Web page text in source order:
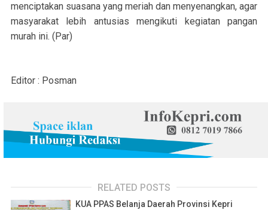
menciptakan suasana yang meriah dan menyenangkan, agar
masyarakat lebih antusias mengikuti kegiatan pangan
murah ini. (Par)
Editor : Posman
RELATED POSTS
KUA PPAS Belanja Daerah Provinsi Kepri